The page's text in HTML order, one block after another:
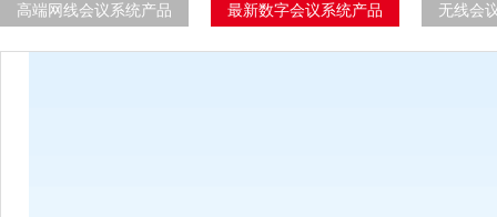
高端网线会议系统产品 最新数字会议系统产品 无线会